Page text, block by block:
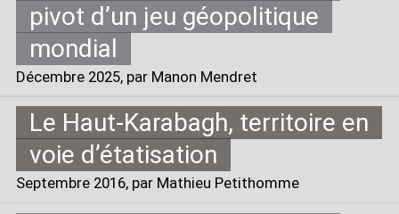
pivot d’un jeu géopolitique
mondial
Décembre 2025, par Manon Mendret
Le Haut-Karabagh, territoire en
voie d’étatisation
Septembre 2016, par Mathieu Petithomme